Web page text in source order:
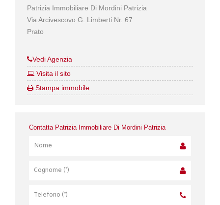
Patrizia Immobiliare Di Mordini Patrizia
Via Arcivescovo G. Limberti Nr. 67
Prato
Vedi Agenzia
Visita il sito
Stampa immobile
Contatta Patrizia Immobiliare Di Mordini Patrizia